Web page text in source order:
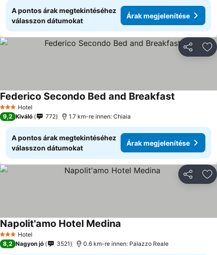
A pontos árak megtekintéséhez
válasszon dátumokat
Árak megjelenítése
3 Kategória
Hotel
Federico Secondo Bed and Breakfast
9,2 Kiváló 772 1.7 km-re innen: Chiaia
A pontos árak megtekintéséhez
válasszon dátumokat
Árak megjelenítése
3 Kategória
Hotel
Napolit'amo Hotel Medina
8,2 Nagyon jó 3521 0.6 km-re innen: Palazzo Reale